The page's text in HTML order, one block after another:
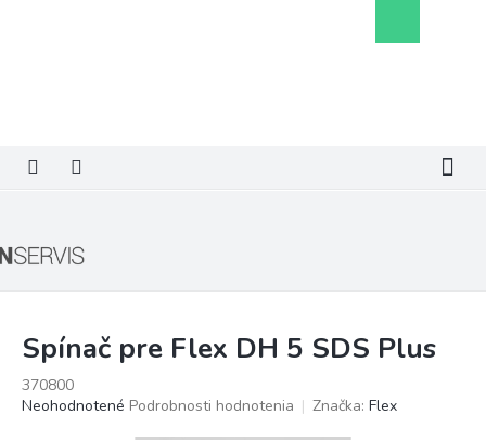
košík
Spínač pre Flex DH 5 SDS Plus
370800
Priemerné
Neohodnotené Podrobnosti hodnotenia Značka: Flex